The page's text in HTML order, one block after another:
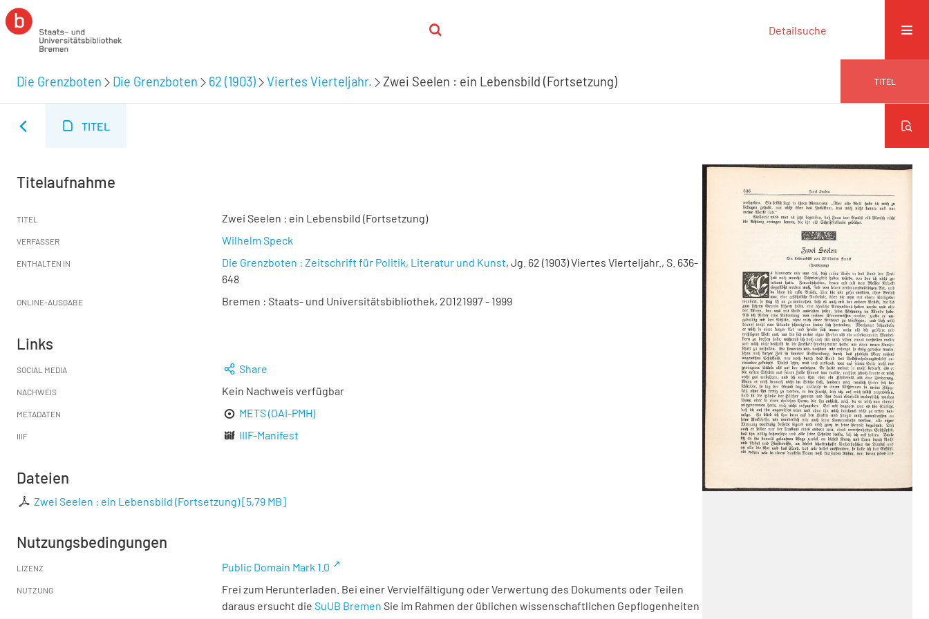
Detailsuche
Die Grenzboten Die Grenzboten 62 (1903) Viertes Vierteljahr. Zwei Seelen : ein Lebensbild (Fortsetzung) TITEL
TITEL
Titelaufnahme
TITEL Zwei Seelen : ein Lebensbild (Fortsetzung)
VERFASSER Wilhelm Speck
ENTHALTEN IN Die Grenzboten : Zeitschrift für Politik, Literatur und Kunst, Jg. 62 (1903) Viertes Vierteljahr., S. 636-
648
ONLINE-AUSGABE Bremen : Staats- und Universitätsbibliothek, 20121997 - 1999
Links
SOCIAL MEDIA Share
NACHWEIS Kein Nachweis verfügbar
METADATEN METS (OAI-PMH)
IIIF IIIF-Manifest
Dateien
Zwei Seelen : ein Lebensbild (Fortsetzung)[5,79 MB]
Nutzungsbedingungen
LIZENZ Public Domain Mark 1.0
NUTZUNG
Frei zum Herunterladen. Bei einer Vervielfältigung oder Verwertung des Dokuments oder Teilen
daraus ersucht die SuUB Bremen Sie im Rahmen der üblichen wissenschaftlichen Gepflogenheiten